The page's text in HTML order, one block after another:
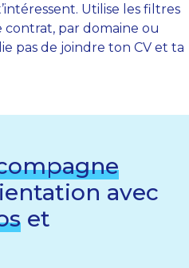
Utilise les filtres
par domaine ou
pas de joindre ton CV et ta
avec
et